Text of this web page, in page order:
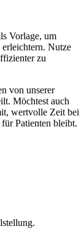
Vorlage, um
Nutze
zu
von unserer
Möchtest auch
wertvolle Zeit bei
Patienten bleibt.